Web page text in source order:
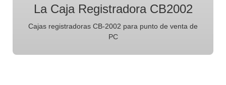
La Caja Registradora CB2002
Cajas registradoras CB-2002 para punto de venta de
PC